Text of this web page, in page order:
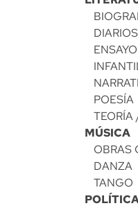
ENSAYO
POESÍA
TEORÍA
MÚSICA
OBRAS
DANZA
TANGO